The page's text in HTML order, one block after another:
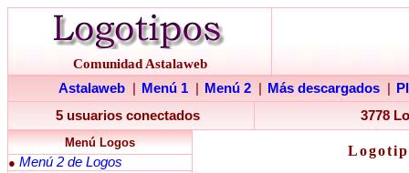
Comunidad Astalaweb
Astalaweb
Menú 1 Menú 2 Más descargados
5 usuarios conectados
3778
Menú Logos
● Menú 2 de Logos